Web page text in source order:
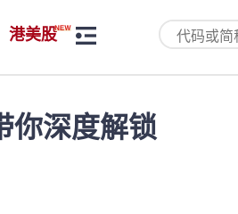
港美股
你深度解锁